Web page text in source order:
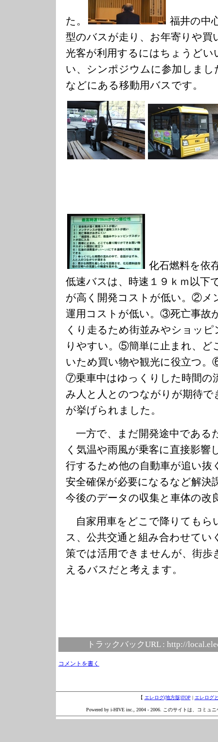
た。
福井の中
型のバスが走り、お年寄りや買
光客が利用するにはちょうど
い、シンポジウムに参加しま
などにある移動用バスです。
化石燃料を依
低速バスは、時速１９ｋｍ以下
が高く開発コストが低い。②メ
運用コストが低い。③死亡事故
くり走るため街並みやショッ
りやすい。⑤簡単に止まれ、ど
いため買い物や観光に役立つ
⑦乗車中はゆっくりした時間の
み人と人とのつながりが期待
が挙げられました。
一方で、まだ開発途中である
く気温や雨風が乗客に直接影響
行するため他の自動車が追い抜
安全確保が必要になるなど解決
今後のデータの収集と車体の改
自家用車をどこで降りてもら
ス、公共交通と組み合わせてい
策では活用できませんが、街歩
えるバスだと考えます。
トラックバックURL : http://
コメントを書く
【 エレログ(地方版)TOP | エレログ
Powered by i-HIVE inc., 2004 - 2006. このサイトは、コミュ